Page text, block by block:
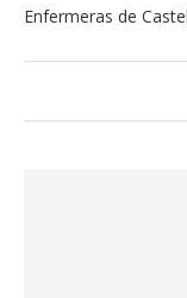
Enfermeras de